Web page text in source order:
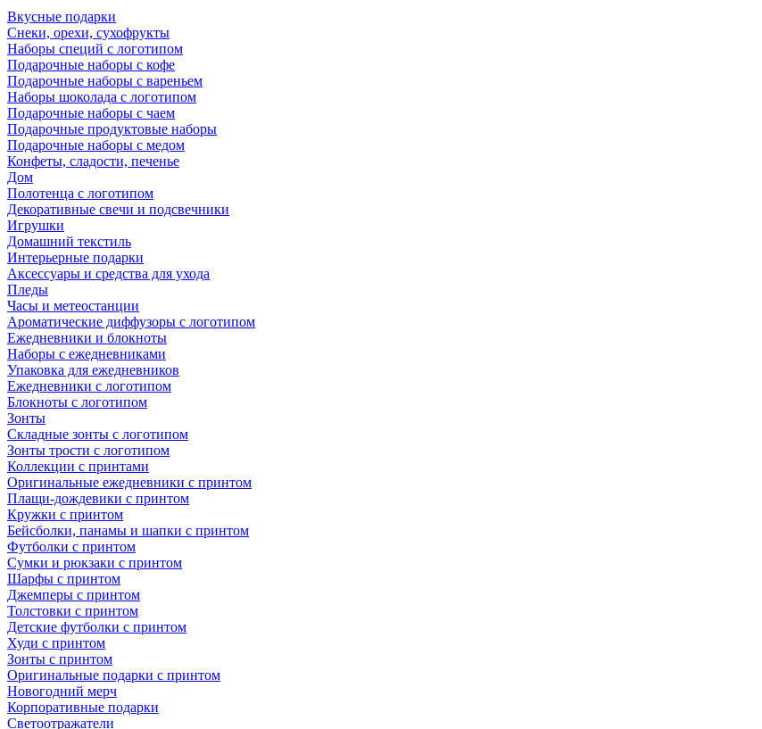
Вкусные подарки
Снеки, орехи, сухофрукты
Наборы специй с логотипом
Подарочные наборы с кофе
Подарочные наборы с вареньем
Наборы шоколада с логотипом
Подарочные наборы с чаем
Подарочные продуктовые наборы
Подарочные наборы с медом
Конфеты, сладости, печенье
Дом
Полотенца с логотипом
Декоративные свечи и подсвечники
Игрушки
Домашний текстиль
Интерьерные подарки
Аксессуары и средства для ухода
Пледы
Часы и метеостанции
Ароматические диффузоры с логотипом
Ежедневники и блокноты
Наборы с ежедневниками
Упаковка для ежедневников
Ежедневники с логотипом
Блокноты с логотипом
Зонты
Складные зонты с логотипом
Зонты трости с логотипом
Коллекции с принтами
Оригинальные ежедневники с принтом
Плащи-дождевики с принтом
Кружки с принтом
Бейсболки, панамы и шапки с принтом
Футболки с принтом
Сумки и рюкзаки с принтом
Шарфы с принтом
Джемперы с принтом
Толстовки с принтом
Детские футболки с принтом
Худи с принтом
Зонты с принтом
Оригинальные подарки с принтом
Новогодний мерч
Корпоративные подарки
Светоотражатели